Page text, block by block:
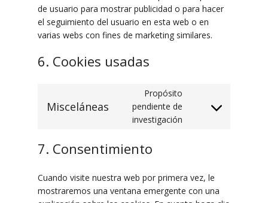
de usuario para mostrar publicidad o para hacer
el seguimiento del usuario en esta web o en
varias webs con fines de marketing similares.
6. Cookies usadas
Misceláneas
Propósito
pendiente de
investigación
Consent
7. Consentimiento
Cuando visite nuestra web por primera vez, le
mostraremos una ventana emergente con una